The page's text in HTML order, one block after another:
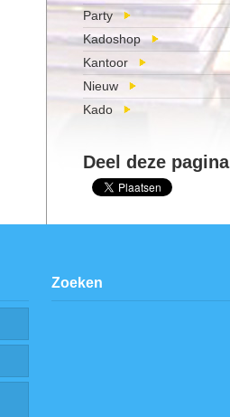
Party
Kadoshop
Kantoor
Nieuw
Kado
Deel deze pagina
Zoeken